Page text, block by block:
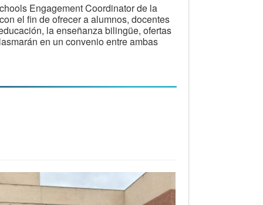
Engagement Coordinator de la
el fin de ofrecer a alumnos, docentes
la enseñanza bilingüe, ofertas
en un convenio entre ambas